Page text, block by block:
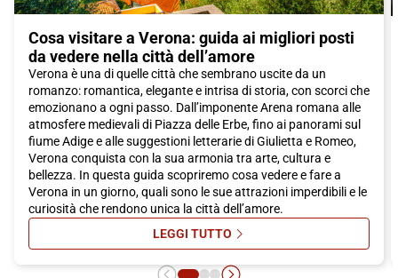
Cosa visitare a Verona: guida ai migliori posti
da vedere nella città dell’amore
Verona è una di quelle città che sembrano uscite da un
romanzo: romantica, elegante e intrisa di storia, con scorci che
emozionano a ogni passo. Dall’imponente Arena romana alle
atmosfere medievali di Piazza delle Erbe, fino ai panorami sul
fiume Adige e alle suggestioni letterarie di Giulietta e Romeo,
Verona conquista con la sua armonia tra arte, cultura e
bellezza. In questa guida scopriremo cosa vedere e fare a
Verona in un giorno, quali sono le sue attrazioni imperdibili e le
curiosità che rendono unica la città dell’amore.
LEGGI TUTTOSU COSA VISITARE A VERONA: